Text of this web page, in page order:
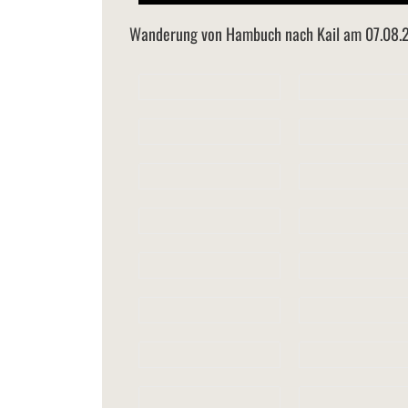
Wanderung von Hambuch nach Kail am